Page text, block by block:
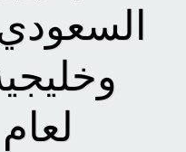
لعام 2026